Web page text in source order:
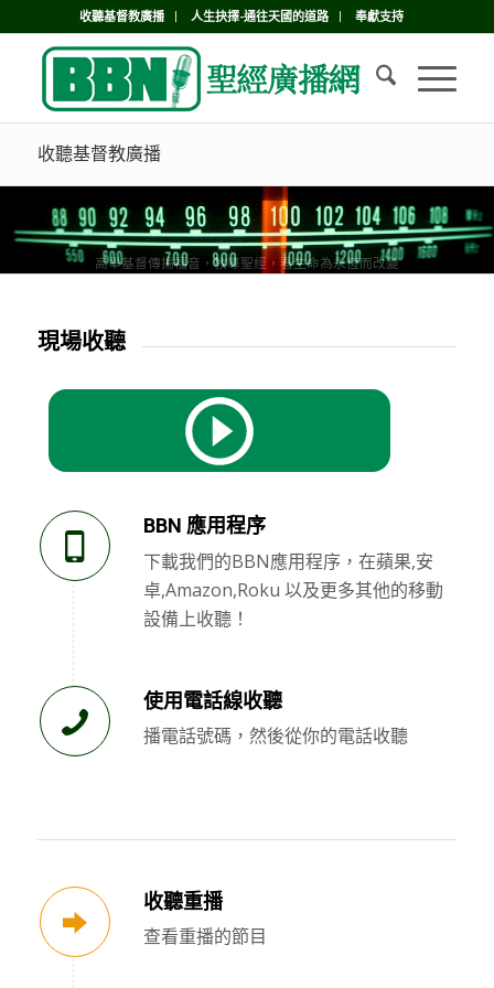
收聽基督教廣播 人生抉擇-通往天國的道路 奉獻支持
收聽基督教廣播
高舉基督傳揚福音，教導聖經，看生命為永恆而改變
現場收聽
BBN 應用程序
下載我們的BBN應用程序，在蘋果,安
卓,Amazon,Roku 以及更多其他的移動
設備上收聽！
使用電話線收聽
播電話號碼，然後從你的電話收聽
收聽重播
查看重播的節目